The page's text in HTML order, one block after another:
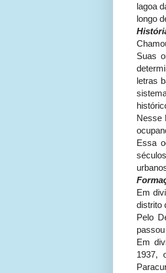
lagoa
longo
Suas
letras
Nesse
Essa
Em
distrito
Pelo
Em
1937,